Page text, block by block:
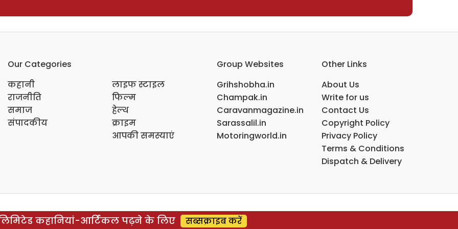
Our Categories
कहानी
राजनीति
समाज
संपादकीय
लाइफ स्टाइल
फिल्म
हेल्थ
क्राइम
आपकी समस्याएं
Group Websites
Grihshobha.in
Champak.in
Caravanmagazine.in
Sarassalil.in
Motoringworld.in
Other Links
About Us
Write for us
Contact Us
Copyright Policy
Privacy Policy
Terms & Conditions
Dispatch & Delivery
कहानियां-आर्टिकल पढ़ने के लिए सब्सक्राइब करें